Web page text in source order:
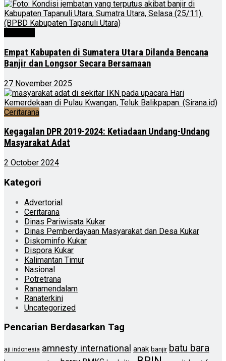
Empat Kabupaten di Sumatera Utara Dilanda Bencana
Banjir dan Longsor Secara Bersamaan
27 November 2025
Ceritarana
Kegagalan DPR 2019-2024: Ketiadaan Undang-Undang
Masyarakat Adat
2 October 2024
Kategori
Advertorial
Ceritarana
Dinas Pariwisata Kukar
Dinas Pemberdayaan Masyarakat dan Desa Kukar
Diskominfo Kukar
Dispora Kukar
Kalimantan Timur
Nasional
Potretrana
Ranamendalam
Ranaterkini
Uncategorized
Pencarian Berdasarkan Tag
aji indonesia amnesty international anak banjir batu bara